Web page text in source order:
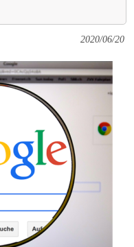
2020/06/20